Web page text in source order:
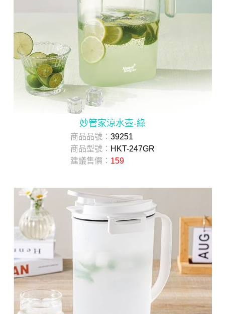
妙管家涼水壺-綠
商品品號： 39251
商品型號： HKT-247GR
建議售價： 159